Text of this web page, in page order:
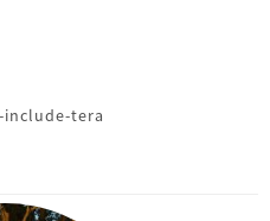
tera